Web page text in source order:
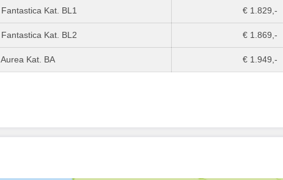
Kat. BL1 € 1.829,-
Kat. BL2 € 1.869,-
Kat. BA € 1.949,-